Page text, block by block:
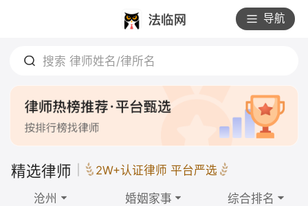
导航
搜索 律师姓名/律所名
精选律师 2W+认证律师 平台严选
沧州 婚姻家事 综合排名